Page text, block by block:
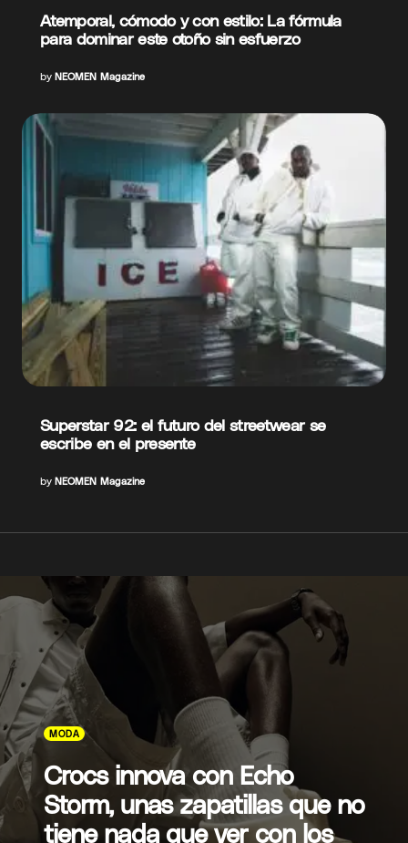
Atemporal, cómodo y con estilo: La fórmula
para dominar este otoño sin esfuerzo
by NEOMEN Magazine
Superstar 92: el futuro del streetwear se
escribe en el presente
by NEOMEN Magazine
MODA
Crocs innova con Echo
Storm, unas zapatillas que no
tiene nada que ver con los